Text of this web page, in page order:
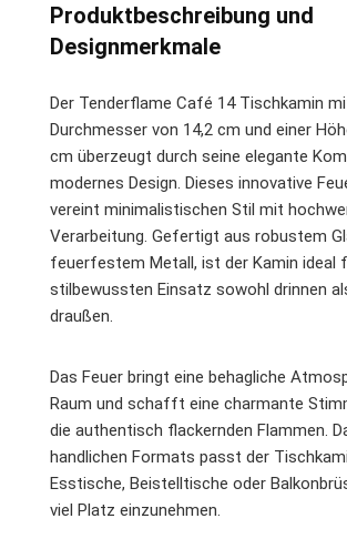
Produktbeschreibung und
Designmerkmale
Der Tenderflame Café 14 Tischkamin
Durchmesser von 14,2 cm und einer
cm überzeugt durch seine elegante
modernes Design. Dieses innovative
vereint minimalistischen Stil mit
Verarbeitung. Gefertigt aus robustem
feuerfestem Metall, ist der Kamin ideal
stilbewussten Einsatz sowohl drinnen
draußen.
Das Feuer bringt eine behagliche
Raum und schafft eine charmante
die authentisch flackernden Flammen.
handlichen Formats passt der
Esstische, Beistelltische oder
viel Platz einzunehmen.